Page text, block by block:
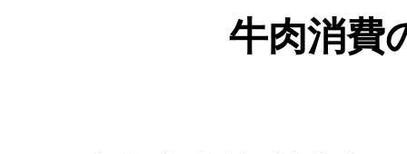
牛肉消費